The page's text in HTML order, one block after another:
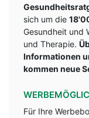
sich um die
Gesundheit und
und Therapie.
Informationen
kommen neue
Für Ihre